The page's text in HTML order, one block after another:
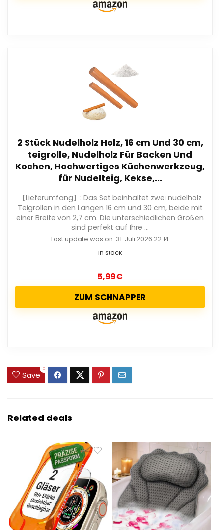
2 Stück Nudelholz Holz, 16 cm Und 30 cm,
teigrolle, Nudelholz Für Backen Und
Kochen, Hochwertiges Küchenwerkzeug,
für Nudelteig, Kekse,...
【Lieferumfang】: Das Set beinhaltet zwei nudelholz
Teigrollen in den Längen 16 cm und 30 cm, beide mit
einer Breite von 2,7 cm. Die unterschiedlichen Größen
sind perfekt auf Ihre ...
Last update was on: 31. Juli 2026 22:14
in stock
5,99€
ZUM SCHNAPPER
Save
0
Related deals